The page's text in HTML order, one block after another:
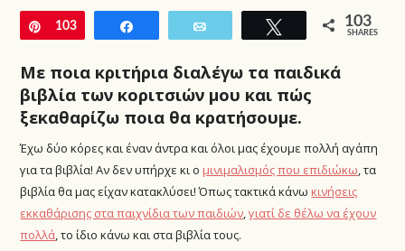
Pin
103 Tweet 103
SHARES
Με ποια κριτήρια διαλέγω τα παιδικά
βιβλία των κοριτσιών μου και πώς
ξεκαθαρίζω ποια θα κρατήσουμε.
Έχω δύο κόρες και έναν άντρα και όλοι μας έχουμε πολλή αγάπη
για τα βιβλία! Αν δεν υπήρχε κι ο μινιμαλισμός που επιδιώκω, τα
βιβλία θα μας είχαν κατακλύσει! Όπως τακτικά κάνω κινήσεις
εκκαθάρισης στα παιχνίδια των παιδιών,γιατί δε θέλω να έχουν
πολλά, το ίδιο κάνω και στα βιβλία τους.